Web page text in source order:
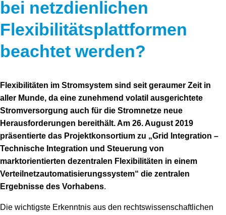
bei netzdienlichen
Flexibilitätsplattformen
beachtet werden?
Flexibilitäten im Stromsystem sind seit geraumer Zeit in
aller Munde, da eine zunehmend volatil ausgerichtete
Stromversorgung auch für die Stromnetze neue
Herausforderungen bereithält. Am 26. August 2019
präsentierte das Projektkonsortium zu „Grid Integration –
Technische Integration und Steuerung von
marktorientierten dezentralen Flexibilitäten in einem
Verteilnetzautomatisierungssystem“ die zentralen
Ergebnisse des Vorhabens.
Die wichtigste Erkenntnis aus den rechtswissenschaftlichen